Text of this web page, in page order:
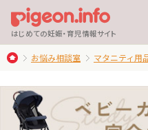
はじめての妊娠・育児情報サイト
お悩み相談室 マタニティ用